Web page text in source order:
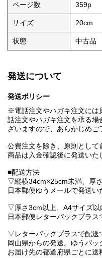
ページ数 359p
サイズ 20cm
状態 中古品
発送について
発送ポリシー
※電話注文やハガキ注文には
話注文やハガキ注文を承る
ざいますので、あらかじめご
公費注文を除き、原則として
商品は入金確認後に発送いた
■配送方法
▽縦横34cm×25cm未満、厚
日本郵便ゆうメールで発送い
▽厚さ3cm以上、A4サイズ以
日本郵便レターパックプラス
▽レターパックプラスで配送
岡山県からの発送。ゆうパッ
お届け先の都道府県ごとに送